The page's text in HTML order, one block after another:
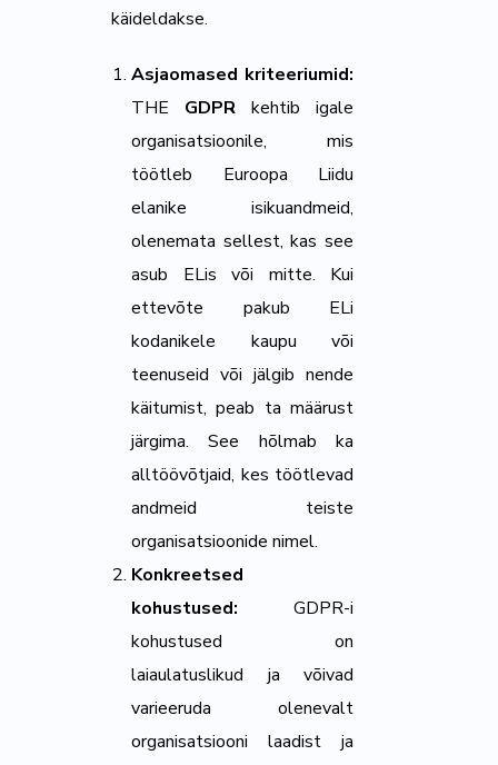
käideldakse.
Asjaomased kriteeriumid:
THE GDPR kehtib igale
organisatsioonile, mis
töötleb Euroopa Liidu
elanike isikuandmeid,
olenemata sellest, kas see
asub ELis või mitte. Kui
ettevõte pakub ELi
kodanikele kaupu või
teenuseid või jälgib nende
käitumist, peab ta määrust
järgima. See hõlmab ka
alltöövõtjaid, kes töötlevad
andmeid teiste
organisatsioonide nimel.
Konkreetsed
kohustused: GDPR-i
kohustused on
laiaulatuslikud ja võivad
varieeruda olenevalt
organisatsiooni laadist ja